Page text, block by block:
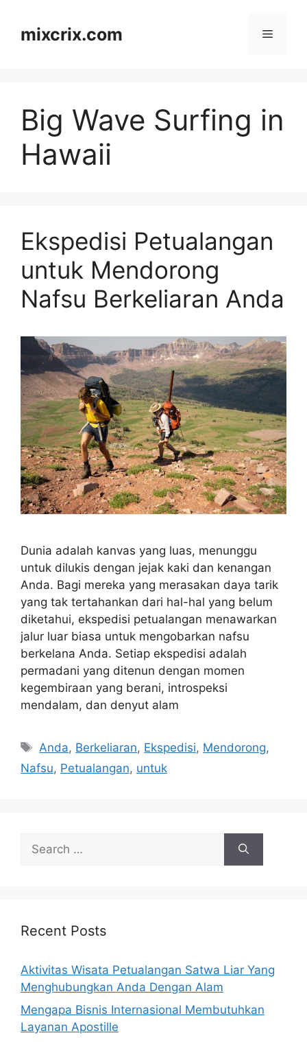
contentmixcrix.com Menu
Big Wave Surfing in
Hawaii
Ekspedisi Petualangan
untuk Mendorong
Nafsu Berkeliaran Anda
Dunia adalah kanvas yang luas, menunggu
untuk dilukis dengan jejak kaki dan kenangan
Anda. Bagi mereka yang merasakan daya tarik
yang tak tertahankan dari hal-hal yang belum
diketahui, ekspedisi petualangan menawarkan
jalur luar biasa untuk mengobarkan nafsu
berkelana Anda. Setiap ekspedisi adalah
permadani yang ditenun dengan momen
kegembiraan yang berani, introspeksi
mendalam, dan denyut alam
Tags
Anda, Berkeliaran, Ekspedisi, Mendorong,
Nafsu, Petualangan, untuk
for:
Recent Posts
Aktivitas Wisata Petualangan Satwa Liar Yang
Menghubungkan Anda Dengan Alam
Mengapa Bisnis Internasional Membutuhkan
Layanan Apostille